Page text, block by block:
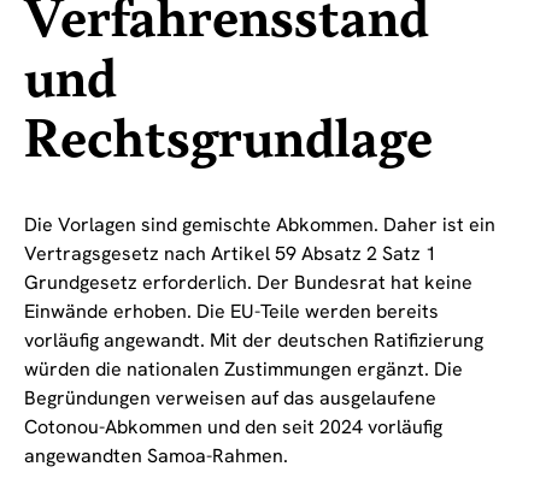
Verfahrensstand
und
Rechtsgrundlage
Die Vorlagen sind gemischte Abkommen. Daher ist ein
Vertragsgesetz nach Artikel 59 Absatz 2 Satz 1
Grundgesetz erforderlich. Der Bundesrat hat keine
Einwände erhoben. Die EU-Teile werden bereits
vorläufig angewandt. Mit der deutschen Ratifizierung
würden die nationalen Zustimmungen ergänzt. Die
Begründungen verweisen auf das ausgelaufene
Cotonou-Abkommen und den seit 2024 vorläufig
angewandten Samoa-Rahmen.